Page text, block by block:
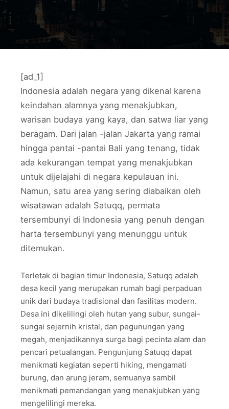
[ad_1]
Indonesia adalah negara yang dikenal karena
keindahan alamnya yang menakjubkan,
warisan budaya yang kaya, dan satwa liar yang
beragam. Dari jalan -jalan Jakarta yang ramai
hingga pantai -pantai Bali yang tenang, tidak
ada kekurangan tempat yang menakjubkan
untuk dijelajahi di negara kepulauan ini.
Namun, satu area yang sering diabaikan oleh
wisatawan adalah Satuqq, permata
tersembunyi di Indonesia yang penuh dengan
harta tersembunyi yang menunggu untuk
ditemukan.
Terletak di bagian timur Indonesia, Satuqq adalah
desa kecil yang merupakan rumah bagi perpaduan
unik dari budaya tradisional dan fasilitas modern.
Desa ini dikelilingi oleh hutan yang subur, sungai-
sungai sejernih kristal, dan pegunungan yang
megah, menjadikannya surga bagi pecinta alam dan
pencari petualangan. Pengunjung Satuqq dapat
menikmati kegiatan seperti hiking, mengamati
burung, dan arung jeram, semuanya sambil
menikmati pemandangan yang menakjubkan yang
mengelilingi mereka.